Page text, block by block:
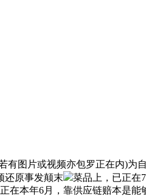
有图片或视频亦包罗正在内)为
还原事发颠末
菜品上，已正在
在本年6月，靠供应链赔本是能